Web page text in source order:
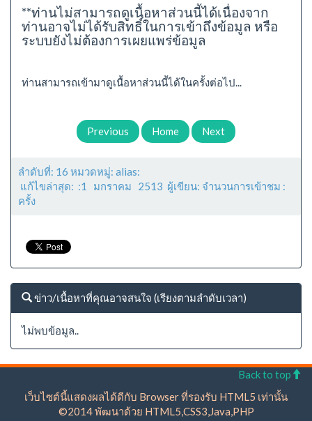
**ท่านไม่สามารถดูเนื้อหาส่วนนี้ได้เนื่องจาก
ท่านอาจไม่ได้รับสิทธิ์ในการเข้าถึงข้อมูล หรือ
ระบบยังไม่ต้องการเผยแพร่ข้อมูล
ท่านสามารถเข้ามาดูเนื้อหาส่วนนี้ได้ในครั้งต่อไป...
Previous Home Next
ลำดับที่: 16 หมวดหมู่: alias:
แก้ไขล่าสุด: :1 มกราคม 2513 ผู้เขียน: จำนวนการเข้าชม :
ครั้ง
ข่าว/เนื้อหาที่คุณอาจสนใจ (เรียงตามลำดับเวลา)
ไม่พบข้อมูล..
Back to top
เว็บไซต์นี้แสดงผลได้ดีกับ Browser ที่รองรับ HTML5 เท่านั้น
©2014 พัฒนาด้วย HTML5,CSS3,Java,PHP